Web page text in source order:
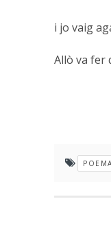
i jo vaig
Allò va fer